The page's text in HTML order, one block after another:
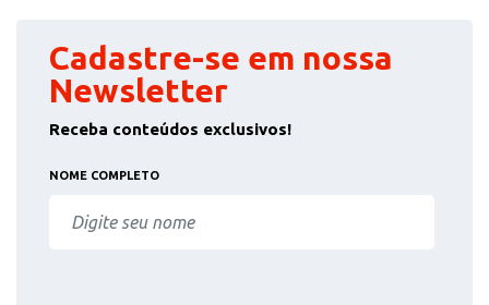
Cadastre-se em nossa
Newsletter
Receba conteúdos exclusivos!
NOME COMPLETO